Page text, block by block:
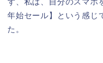
ず、私は、自分のスマホ
年始セール】という感じ
た。